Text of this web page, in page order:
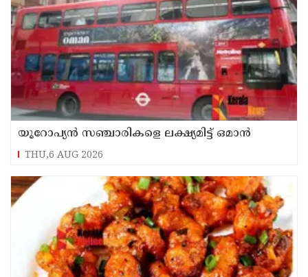
യൂറോപ്യന്‍ സഞ്ചാരികളെ ലക്ഷ്യമിട്ട് ഒമാന്‍
THU,6 AUG 2026